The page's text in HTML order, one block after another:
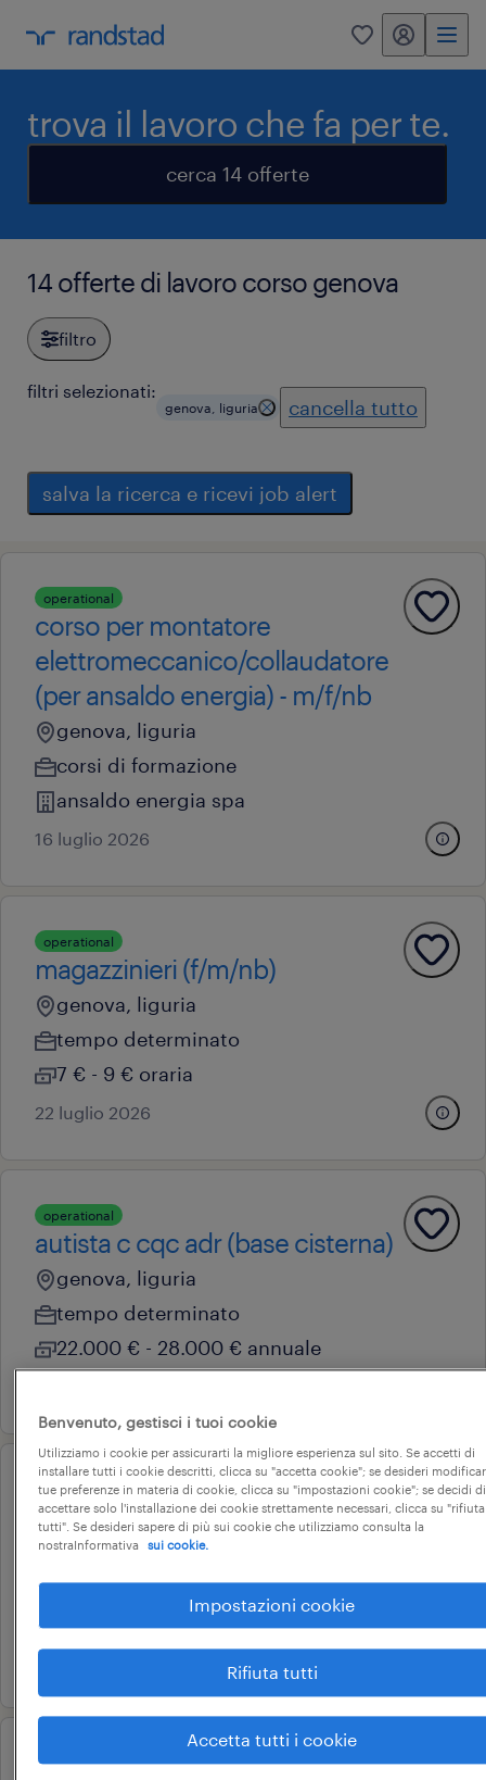
0 my randstad
trova il lavoro che fa per te.
cerca 14 offerte
14 offerte di lavoro corso genova
filtro
filtri selezionati:
genova, liguria cancella tutto
salva la ricerca e ricevi job alert
operational
corso per montatore
elettromeccanico/collaudatore
(per ansaldo energia) - m/f/nb
genova, liguria
corsi di formazione
ansaldo energia spa
16 luglio 2026
operational
magazzinieri (f/m/nb)
genova, liguria
tempo determinato
7 € - 9 € oraria
22 luglio 2026
operational
autista c cqc adr (base cisterna)
genova, liguria
tempo determinato
22.000 € - 28.000 € annuale
professional
fattorino consegna giornali
genova, liguria
tempo determinato
15.000 € - 18.000 € annuale
8 giugno 2026
operational
Benvenuto, gestisci i tuoi cookie
Utilizziamo i cookie per assicurarti la migliore esperienza sul sito. Se accetti di
installare tutti i cookie descritti, clicca su "accetta cookie"; se desideri
tue preferenze in materia di cookie, clicca su "impostazioni cookie"; se decidi di
accettare solo l'installazione dei cookie strettamente necessari, clicca su "rifiuta
tutti". Se desideri sapere di più sui cookie che utilizziamo consulta la
nostraInformativa
sui cookie.
Impostazioni cookie
Rifiuta tutti
Accetta tutti i cookie